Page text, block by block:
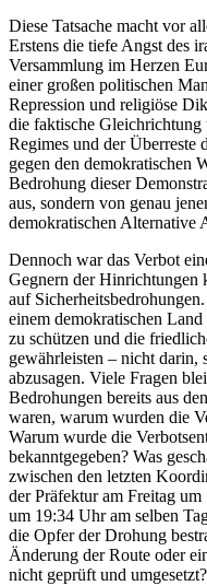
Diese Tatsache macht vor
Erstens die tiefe Angst des
Versammlung im Herzen
einer großen politischen
Repression und religiöse
die faktische Gleichrichtung
Regimes und der Überreste
gegen den demokratischen
Bedrohung dieser
aus, sondern von genau
demokratischen Alternative
Dennoch war das Verbot
Gegnern der Hinrichtungen
auf
einem demokratischen
zu schützen und die
gewährleisten – nicht darin,
abzusagen. Viele Fragen
Bedrohungen bereits aus
waren, warum wurden die
Warum wurde die
bekanntgegeben? Was
zwischen den letzten
der Präfektur am Freitag
um 19:34 Uhr am selben
die Opfer der Drohung
Änderung der Route oder
nicht geprüft und umgesetzt?